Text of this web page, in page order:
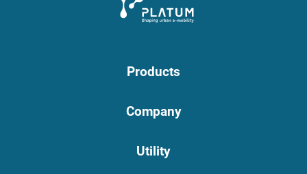
Products
Company
Utility